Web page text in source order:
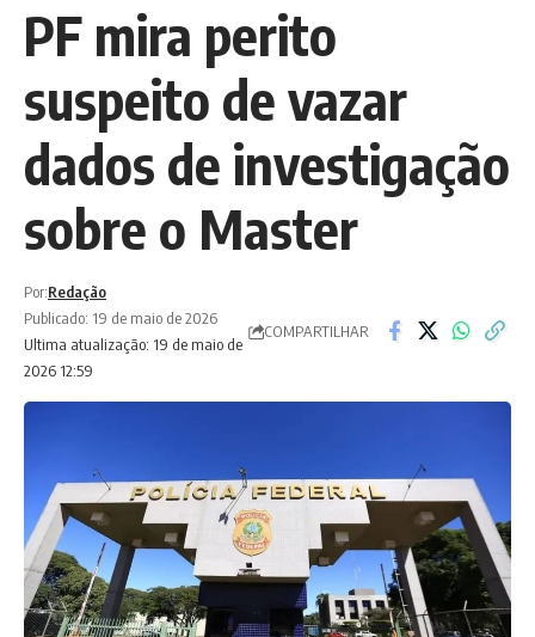
PF mira perito
suspeito de vazar
dados de investigação
sobre o Master
Ultima atualização: 19 de maio de
2026 12:59
Por:Redação
Publicado: 19 de maio de 2026
COMPARTILHAR